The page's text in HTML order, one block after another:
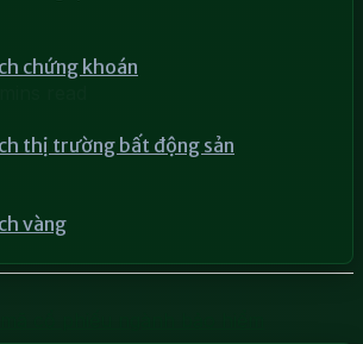
chứng khoán
thị trường bất động sản
vàng
khoán
read